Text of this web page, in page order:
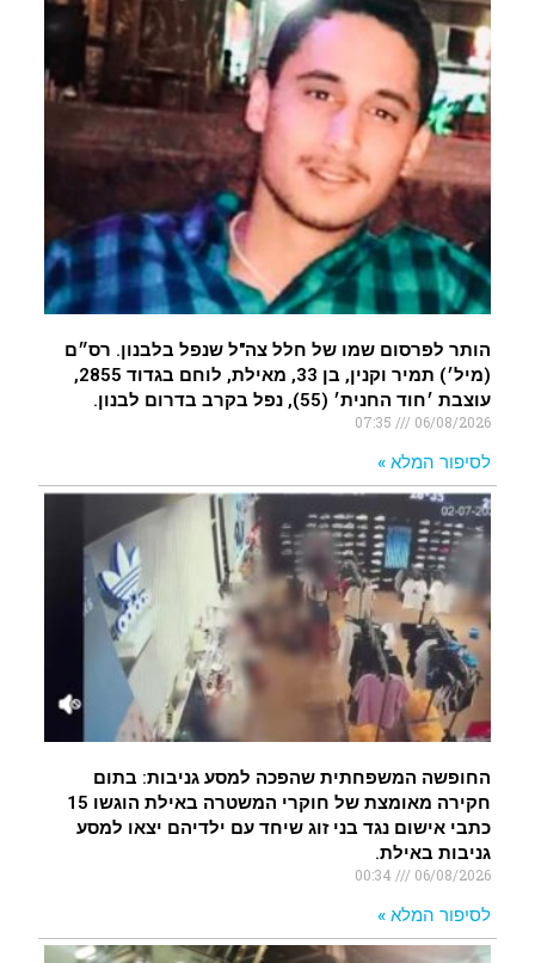
הותר לפרסום שמו של חלל צה"ל שנפל בלבנון. רס״ם
(מיל׳) תמיר וקנין, בן 33, מאילת, לוחם בגדוד 2855,
עוצבת ׳חוד החנית׳ (55), נפל בקרב בדרום לבנון.
06/08/2026
לסיפור המלא »
החופשה המשפחתית שהפכה למסע גניבות: בתום
חקירה מאומצת של חוקרי המשטרה באילת הוגשו 15
כתבי אישום נגד בני זוג שיחד עם ילדיהם יצאו למסע
גניבות באילת.
06/08/2026
לסיפור המלא »